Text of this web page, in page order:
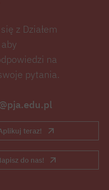
z Działem
na
pytania.
teraz!
do nas!